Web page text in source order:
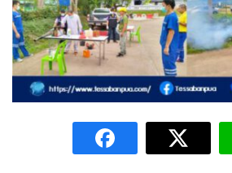
Shanti – Retreat
กรีนฮิลล์รีสอร์ท
ก๋างโต้งคอฟฟี่รีสอร์ท
ชมพูภูคารีสอร์ท
ต้นแหลงโฮมสเตย์